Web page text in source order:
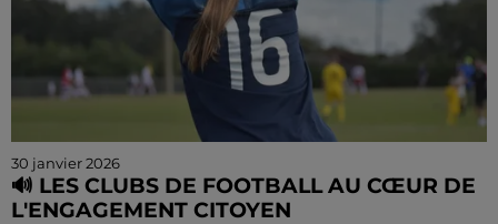
30 janvier 2026
🔊 LES CLUBS DE FOOTBALL AU CŒUR DE
L'ENGAGEMENT CITOYEN